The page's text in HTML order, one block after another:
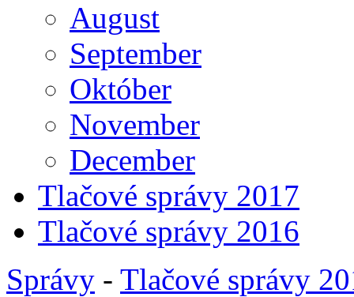
August
September
Október
November
December
Tlačové správy 2017
Tlačové správy 2016
Správy - Tlačové správy